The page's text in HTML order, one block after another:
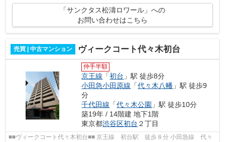
「サンクタス松濤ロワール」への
お問い合わせはこちら
売買 | 中古マンション ヴィークコート代々木初台
仲手半額
京王線 「初台 」駅 徒歩8分
小田急小田原線 「代々木八幡 」駅 徒歩9
分
千代田線 「代々木公園 」駅 徒歩10分
築19年 / 14階建 地下1階
東京都渋谷区初台 ２丁目
■■ヴィークコート代々木初台■■ 京王線 初台駅 徒歩８分 小田急線 代々